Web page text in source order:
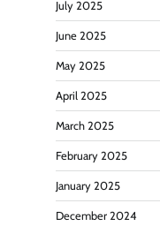
July 2025
June 2025
May 2025
April 2025
March 2025
February 2025
January 2025
December 2024